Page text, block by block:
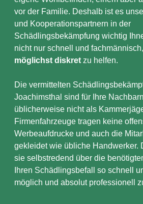
vor der Familie. Deshalb ist es
und Kooperationspartnern in der
Schädlingsbekämpfung wichtig
nicht nur schnell und
möglichst diskret zu helfen.
Die vermittelten
Joachimsthal sind für Ihre
üblicherweise nicht als
Firmenfahrzeuge tragen keine
Werbeaufdrucke und auch die
gekleidet wie übliche Handwerker.
sie selbstredend über die
Ihren Schädlingsbefall so schnell
möglich und absolut professionell